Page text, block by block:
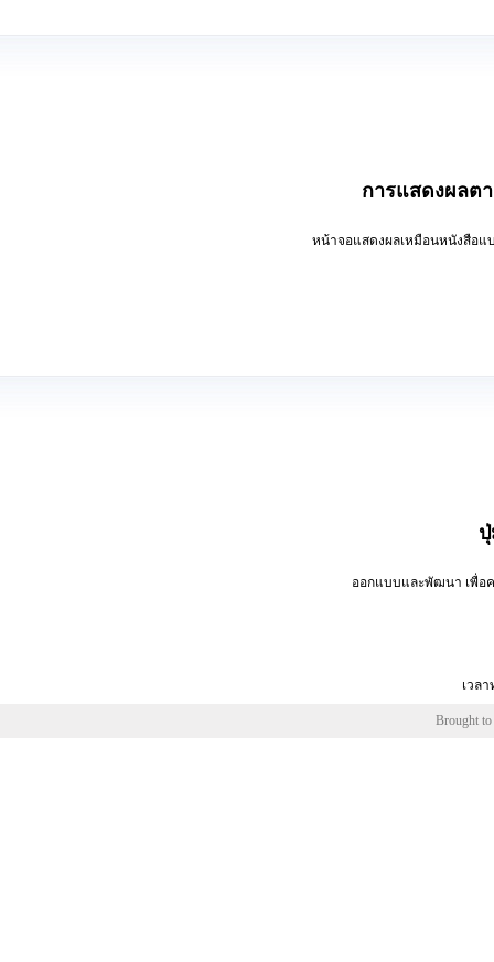
การแสดงผลต
หน้าจอแสดงผลเหมือนหนังสือแ
ออกแบบและพัฒนา เพื่อ
เวลา
Brought